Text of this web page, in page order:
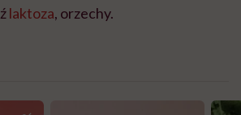
laktoza, orzechy.